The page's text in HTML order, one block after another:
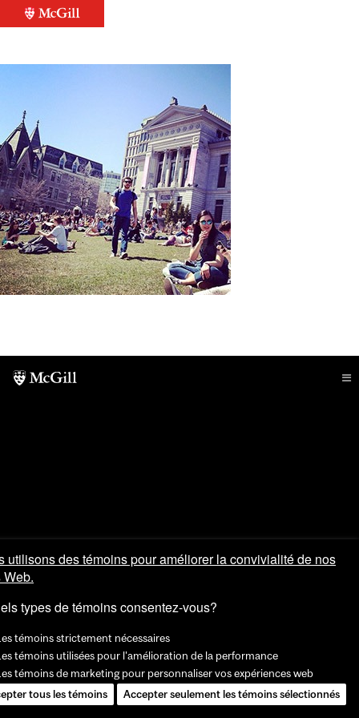
utilisons des témoins pour améliorer la convivialité de nos
types de témoins consentez-vous?
témoins strictement nécessaires
témoins utilisées pour l'amélioration de la performance
témoins de marketing pour personnaliser vos expériences web
tous les témoins
Accepter seulement les témoins sélectionnés